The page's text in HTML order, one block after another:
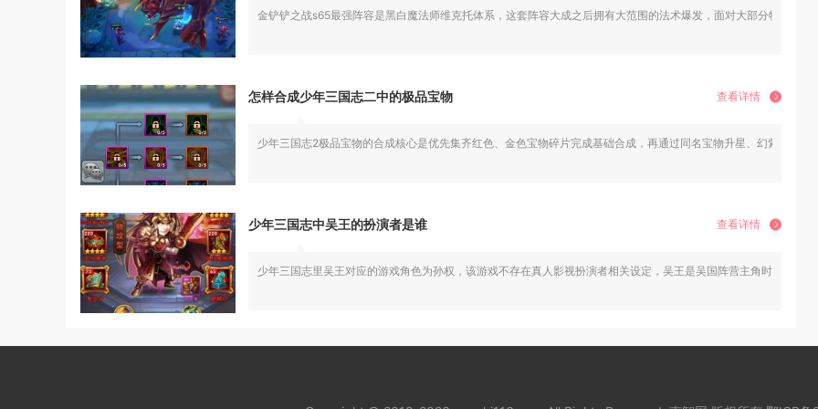
金铲铲之战s65最强阵容是黑白魔法师维克托体系，这套阵容大成之后拥有大范围的法术爆发，面对大部分物理输
怎样合成少年三国志二中的极品宝物 查看详情
少年三国志2极品宝物的合成核心是优先集齐红色、金色宝物碎片完成基础合成，再通过同名宝物升星、幻紫进阶
少年三国志中吴王的扮演者是谁 查看详情
少年三国志里吴王对应的游戏角色为孙权，该游戏不存在真人影视扮演者相关设定，吴王是吴国阵营主角时装身